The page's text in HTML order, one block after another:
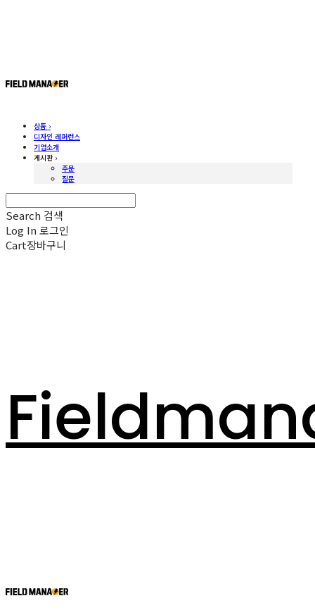
상품 ›
디자인 레퍼런스
기업소개
게시판 ›
주문
질문
Search 검색
Log In 로그인
Cart장바구니